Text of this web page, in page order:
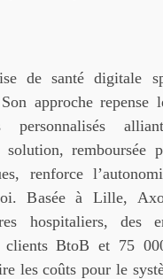
de santé digitale
approche repense
personnalisés
solution, remboursée
renforce
Basée à Lille,
hospitaliers, des
clients BtoB et 75
les coûts pour le